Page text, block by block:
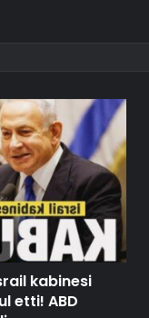
kabinesi
etti! ABD